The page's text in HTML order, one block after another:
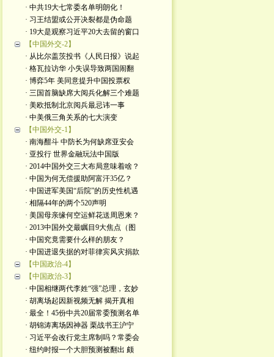
· 中共19大七常委名单明朗化！
· 习王结盟或公开决裂都是伪命题
· 19大是观察习近平20大去留的窗口
【中国外交-2】
· 从比尔盖茨投书《人民日报》说起
· 格瓦拉访华 小失误导致两国闹翻
· 博弈5年 美同意提升中国投票权
· 三国首脑缺席大阅兵化解三个难题
· 美欧抵制北京阅兵最忌讳一事
· 中美俄三角关系的七大演变
【中国外交-1】
· 南海酣斗 中防长为何缺席亚安会
· 亚投行 世界金融玩法中国版
· 2014中国外交三大布局意味着啥？
· 中国为何无偿援助阿富汗35亿？
· 中国进军美国“后院”的历史性机遇
· 相隔44年的两个520声明
· 美国母亲缘何空运鲜花送周恩来？
· 2013中国外交最瞩目9大焦点（图
· 中国究竟需要什么样的朋友？
· 中国进退失据的对菲律宾风灾捐款
【中国政治-4】
【中国政治-3】
· 中国相继两代李姓“强”总理，玄妙
· 胡离场起因新视频无解 揭开真相
· 最全！45份中共20届常委预测名单
· 胡锦涛离场因神器 栗战书王沪宁
· 习近平会改行党主席制吗？常委会
· 纽约时报一个大胆预测被翻出 颇